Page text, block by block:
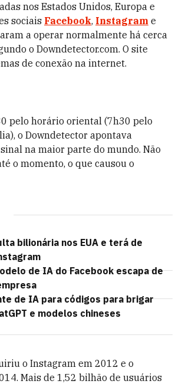
nos Estados Unidos, Europa e
sociais Facebook, Instagram e
a operar normalmente há cerca
o Downdetector.com. O site
de conexão na internet.
pelo horário oriental (7h30 pelo
o Downdetector apontava
na maior parte do mundo. Não
o momento, o que causou o
bilionária nos EUA e terá de
de IA do Facebook escapa de
de IA para códigos para brigar
e modelos chineses
o Instagram em 2012 e o
Mais de 1,52 bilhão de usuários